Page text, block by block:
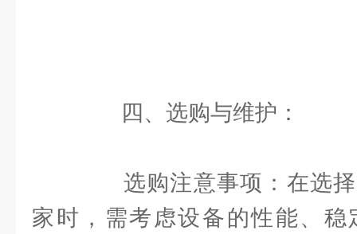
四、选购与维护：
选购注意事项：在选择
家时，需考虑设备的性能、